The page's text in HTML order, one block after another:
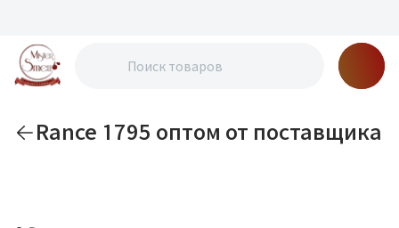
Rance 1795 оптом от поставщика